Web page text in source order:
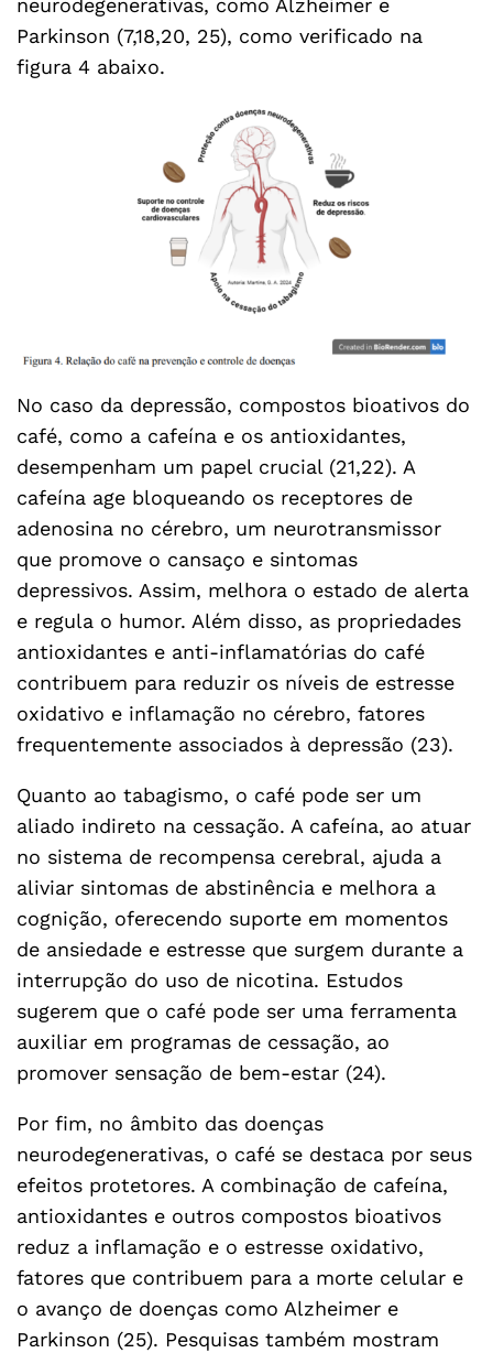
neurodegenerativas, como Alzheimer e
Parkinson (7,18,20, 25), como verificado na
figura 4 abaixo.
No caso da depressão, compostos bioativos do
café, como a cafeína e os antioxidantes,
desempenham um papel crucial (21,22). A
cafeína age bloqueando os receptores de
adenosina no cérebro, um neurotransmissor
que promove o cansaço e sintomas
depressivos. Assim, melhora o estado de alerta
e regula o humor. Além disso, as propriedades
antioxidantes e anti-inflamatórias do café
contribuem para reduzir os níveis de estresse
oxidativo e inflamação no cérebro, fatores
frequentemente associados à depressão (23).
Quanto ao tabagismo, o café pode ser um
aliado indireto na cessação. A cafeína, ao atuar
no sistema de recompensa cerebral, ajuda a
aliviar sintomas de abstinência e melhora a
cognição, oferecendo suporte em momentos
de ansiedade e estresse que surgem durante a
interrupção do uso de nicotina. Estudos
sugerem que o café pode ser uma ferramenta
auxiliar em programas de cessação, ao
promover sensação de bem-estar (24).
Por fim, no âmbito das doenças
neurodegenerativas, o café se destaca por seus
efeitos protetores. A combinação de cafeína,
antioxidantes e outros compostos bioativos
reduz a inflamação e o estresse oxidativo,
fatores que contribuem para a morte celular e
o avanço de doenças como Alzheimer e
Parkinson (25). Pesquisas também mostram